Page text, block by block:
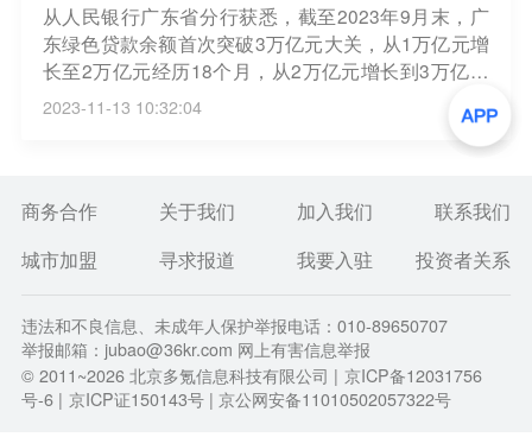
从人民银行广东省分行获悉，截至2023年9月末，广
东绿色贷款余额首次突破3万亿元大关，从1万亿元增
长至2万亿元经历18个月，从2万亿元增长到3万亿元
经历12个月，绿色金融发展动能得到进一步激活。
2023-11-13 10:32:04
商务合作 关于我们 加入我们
联系我们
城市加盟
寻求报道 我要入驻 投资者关系
违法和不良信息、未成年人保护举报电话：010-89650707
举报邮箱：jubao@36kr.com 网上有害信息举报
© 2011~2026北京多氪信息科技有限公司 | 京ICP备12031756
号-6 | 京ICP证150143号 | 京公网安备11010502057322号